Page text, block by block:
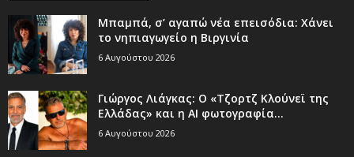
Μπαμπά, σ’ αγαπώ νέα επεισόδια: Χάνει
το νηπιαγωγείο η Βιργινία
6 Αυγούστου 2026
Γιώργος Λιάγκας: Ο «Τζορτζ Κλούνεϊ της
Ελλάδας» και η AI φωτογραφία...
6 Αυγούστου 2026